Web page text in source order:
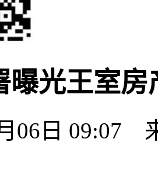
曝光王室房
06日 09:07